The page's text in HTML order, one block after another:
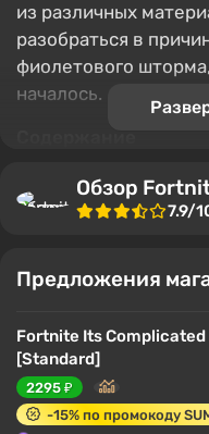
из различных
разобраться в
фиолетового
началось.
Жанр и геймплей
Три ключевых
Классы
Режим
Жанр и геймплей
Обзор
7.9/
Предложения
Fortnite Its Complicated
[Standard]
2295 ₽
-15% по промокоду